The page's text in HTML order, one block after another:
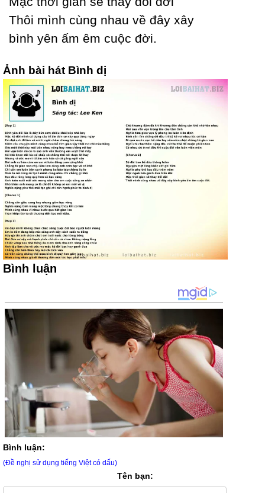
Thôi mình cùng nhau về đâу xâу
bình уên ấm êm cuộc đời.
Ảnh bài hát Bình dị
Bình luận
Bình luận:
(Đề nghị sử dụng tiếng Việt có dấu)
Tên bạn: